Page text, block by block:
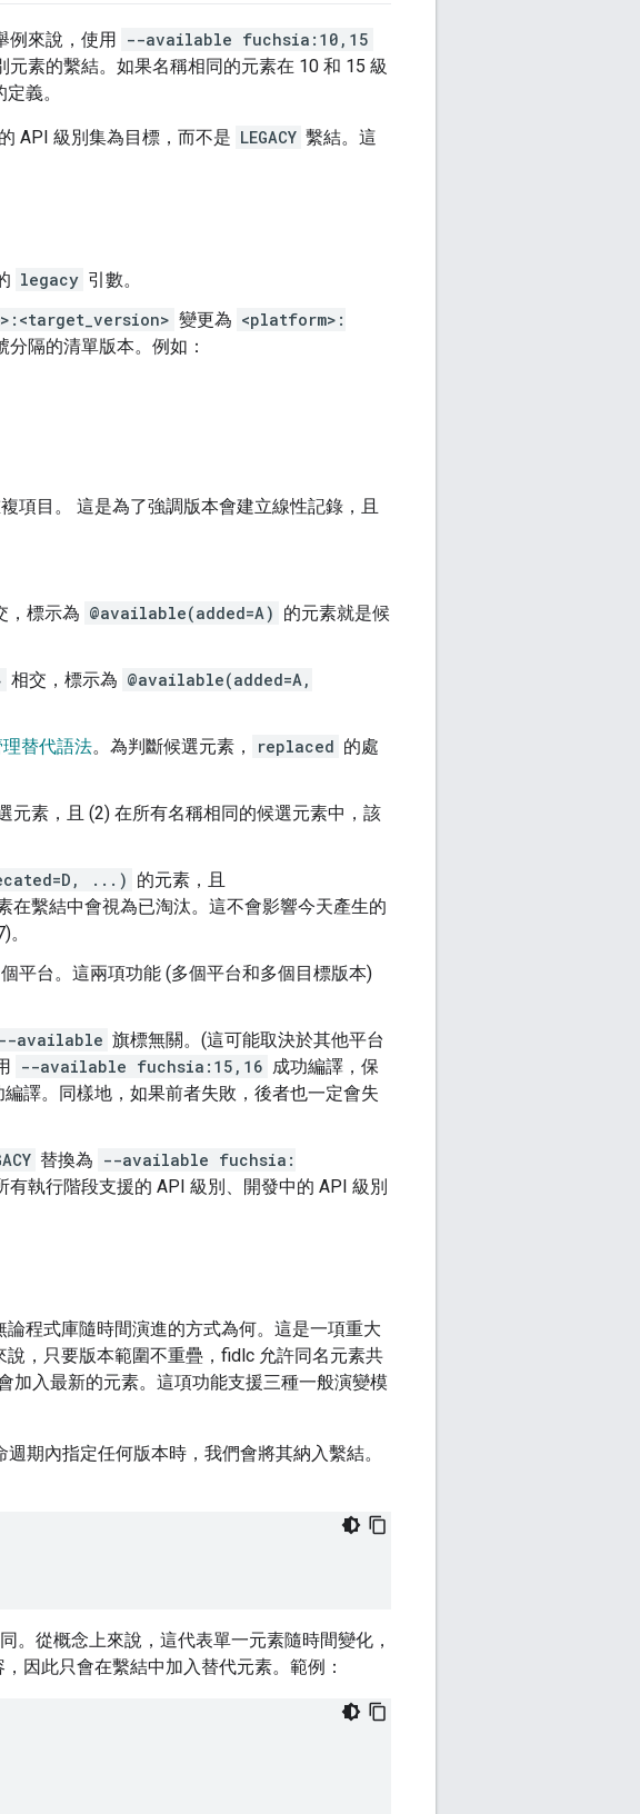
例來說，使用 --available fuchsia:10,15
素的繫結。如果名稱相同的元素在 10 和 15 級
義。
API 級別集為目標，而不是 LEGACY 繫結。這
legacy 引數。
變更為 <platform>:
分隔的清單版本。例如：
項目。 這是為了強調版本會建立線性記錄，且
，標示為 @available(added=A) 的元素就是候
相交，標示為 @available(added=A,
替代語法。為判斷候選元素， replaced 的處
元素，且 (2) 在所有名稱相同的候選元素中，該
...) 的元素，且
在繫結中會視為已淘汰。這不會影響今天產生的
平台。這兩項功能 (多個平台和多個目標版本)
--available 旗標無關。(這可能取決於其他平台
--available fuchsia:15,16 成功編譯，保
編譯。同樣地，如果前者失敗，後者也一定會失
替換為 --available fuchsia:
有執行階段支援的 API 級別、開發中的 API 級別
程式庫隨時間演進的方式為何。這是一項重大
，只要版本範圍不重疊，fidlc 允許同名元素共
加入最新的元素。這項功能支援三種一般演變模
週期內指定任何版本時，我們會將其納入繫結。
。從概念上來說，這代表單一元素隨時間變化，
因此只會在繫結中加入替代元素。範例：